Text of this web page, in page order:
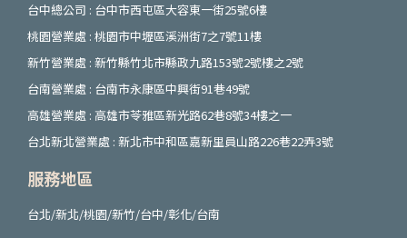
台中總公司 : 台中市西屯區大容東一街25號6樓
桃園營業處 : 桃園市中壢區溪洲街7之7號11樓
新竹營業處 : 新竹縣竹北市縣政九路153號2號樓之2號
台南營業處 : 台南市永康區中興街91巷49號
高雄營業處 : 高雄市苓雅區新光路62巷8號34樓之一
台北新北營業處 : 新北市中和區嘉新里員山路226巷22弄3號
服務地區
台北/新北/桃園/新竹/台中/彰化/台南